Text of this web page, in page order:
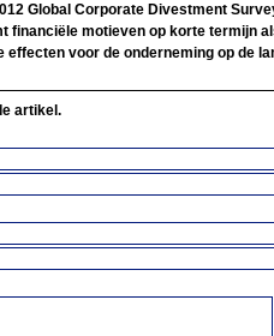
Global Corporate Divestment
financiële motieven op korte termijn
voor de onderneming op de
artikel.